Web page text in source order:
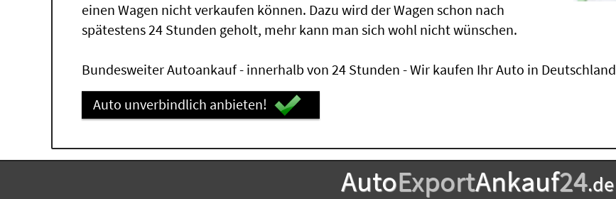
einen Wagen nicht verkaufen können. Dazu wird der Wagen schon nach
spätestens 24 Stunden geholt, mehr kann man sich wohl nicht wünschen.
Bundesweiter Autoankauf - innerhalb von 24 Stunden - Wir kaufen Ihr Auto in Deutschland
Auto unverbindlich anbieten!
AutoExportAnkauf24.de